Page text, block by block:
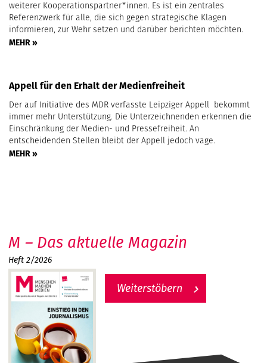
weiterer Kooperationspartner*innen. Es ist ein zentrales
Referenzwerk für alle, die sich gegen strategische Klagen
informieren, zur Wehr setzen und darüber berichten möchten.
MEHR »
Appell für den Erhalt der Medienfreiheit
Der auf Initiative des MDR verfasste Leipziger Appell bekommt
immer mehr Unterstützung. Die Unterzeichnenden erkennen die
Einschränkung der Medien- und Pressefreiheit. An
entscheidenden Stellen bleibt der Appell jedoch vage.
MEHR »
M – Das aktuelle Magazin
Heft 2/2026
Weiterstöbern